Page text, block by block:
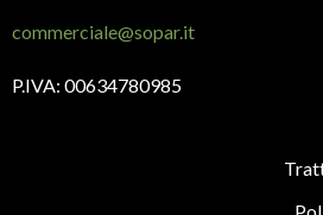
commerciale@sopar.it
P.IVA: 00634780985